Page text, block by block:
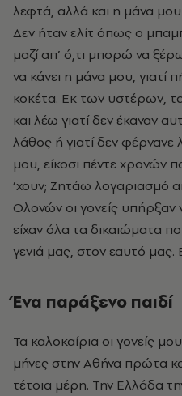
λεφτά, αλλά και η μάνα
Δεν ήταν ελίτ όπως ο
μαζί απ’ ό,τι μπορώ να
να κάνει η μάνα μου, γιατί
κοκέτα. Εκ των υστέρων,
και λέω γιατί δεν έκαναν
λάθος ή γιατί δεν φέρνανε
μου, είκοσι πέντε χρονών
’χουν; Ζητάω λογαριασμό
Ολονών οι γονείς υπήρξαν
είχαν όλα τα δικαιώματα
γενιά μας, στον εαυτό μας.
Ένα παράξενο παιδί
Τα καλοκαίρια οι γονείς
μήνες στην Αθήνα πρώτα
τέτοια μέρη. Την Ελλάδα